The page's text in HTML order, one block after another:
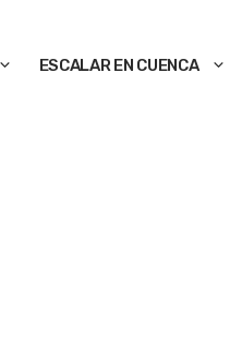
ESCALAR EN CUENCA